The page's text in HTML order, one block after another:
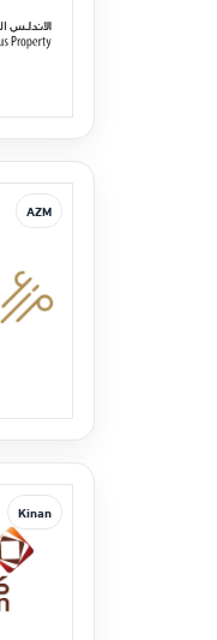
AZM
Kinan